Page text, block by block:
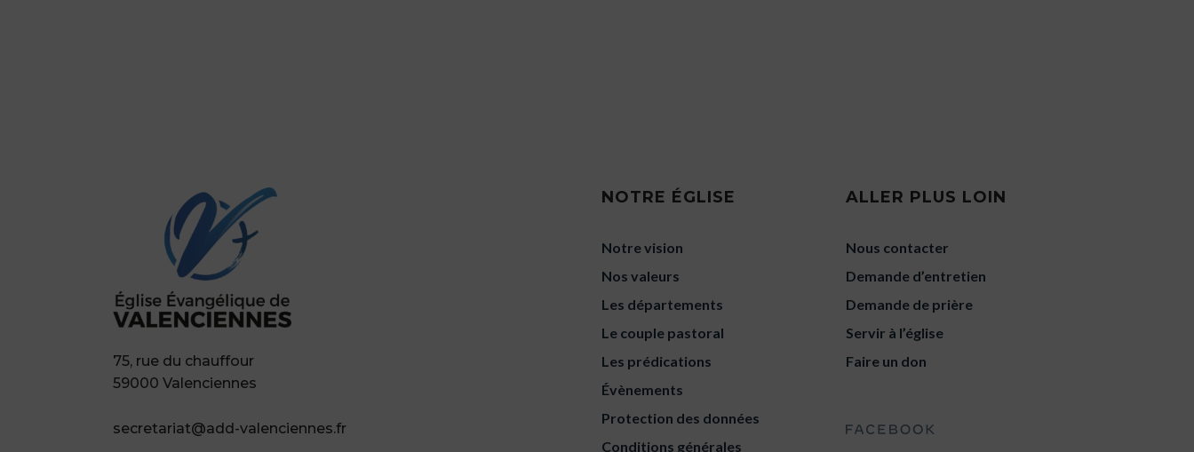
75, rue du chauffour
59000 Valenciennes
secretariat@add-valenciennes.fr
NOTRE ÉGLISE
Notre vision
Nos valeurs
Les départements
Le couple pastoral
Les prédications
Évènements
Protection des données
Conditions générales
ALLER PLUS LOIN
Nous contacter
Demande d’entretien
Demande de prière
Servir à l’église
Faire un don